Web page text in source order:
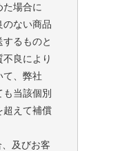
場合に
のない商品
るものと
良により
て、弊社
当該個別
超えて補償
及びお客